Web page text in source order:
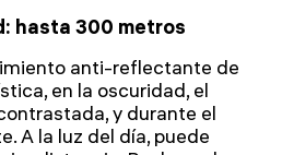
hasta 300 metros
anti-reflectante de
en la oscuridad, el
y durante el
A la luz del día, puede